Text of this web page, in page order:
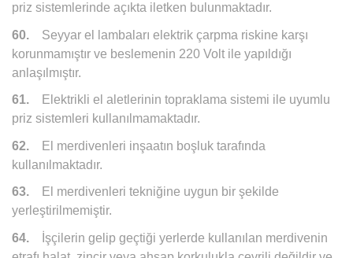
priz sistemlerinde açıkta iletken bulunmaktadır.
60. Seyyar el lambaları elektrik çarpma riskine karşı
korunmamıştır ve beslemenin 220 Volt ile yapıldığı
anlaşılmıştır.
61.
Elektrikli el aletlerinin topraklama sistemi ile uyumlu
priz sistemleri kullanılmamaktadır.
62.
El merdivenleri inşaatın boşluk tarafında
kullanılmaktadır.
63.
El merdivenleri tekniğine uygun bir şekilde
yerleştirilmemiştir.
64.
İşçilerin gelip geçtiği yerlerde kullanılan merdivenin